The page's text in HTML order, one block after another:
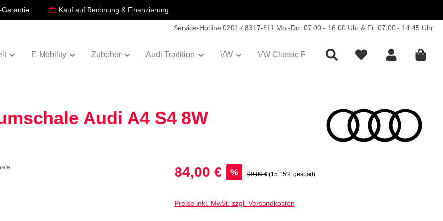
Garantie Kauf auf Rechnung & Finanzierung
Service-Hotline 0201 / 8317-811 Mo.-Do. 07:00 - 16:00 Uhr & Fr. 07:00 - 14:45 Uhr
E-Mobility Zubehör Audi Tradition VW VW Classic Parts Sale Collection
Audi A4 S4 8W
Verkaufspreis:
84,00 € % Regulärer Preis:
99,00 € (15.15% gespart)
Preise inkl. MwSt. zzgl. Versandkosten